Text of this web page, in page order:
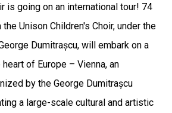
is going on an international tour! 74
Unison Children's Choir, under the
Dumitrașcu, will embark on a
of Europe – Vienna, an
by the George Dumitrașcu
a large-scale cultural and artistic